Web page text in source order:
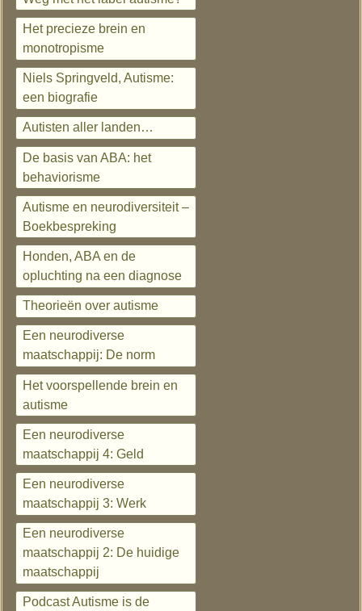
Het precieze brein en
monotropisme
Niels Springveld, Autisme:
een biografie
Autisten aller landen…
De basis van ABA: het
behaviorisme
Autisme en neurodiversiteit –
Boekbespreking
Honden, ABA en de
opluchting na een diagnose
Theorieën over autisme
Een neurodiverse
maatschappij: De norm
Het voorspellende brein en
autisme
Een neurodiverse
maatschappij 4: Geld
Een neurodiverse
maatschappij 3: Werk
Een neurodiverse
maatschappij 2: De huidige
maatschappij
Podcast Autisme is de